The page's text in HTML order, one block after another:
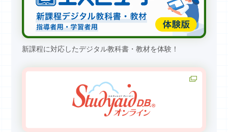
新課程に対応したデジタル教科書・教材を体験！